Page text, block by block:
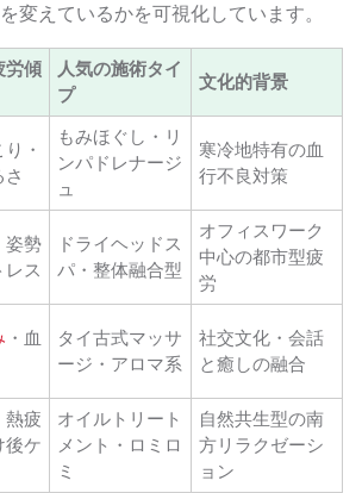
変えているかを可視化しています。
労傾
人気の施術タイ
プ
文化的背景
・
もみほぐし・リ
ンパドレナージ
ュ
寒冷地特有の血
行不良対策
姿勢
ス
ドライヘッドス
パ・整体融合型
オフィスワーク
中心の都市型疲
労
・血
タイ古式マッサ
ージ・アロマ系
社交文化・会話
と癒しの融合
熱疲
後ケ
オイルトリート
メント・ロミロ
ミ
自然共生型の南
方リラクゼーシ
ョン